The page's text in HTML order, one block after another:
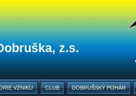
z.s.
VZNIKU CLUB DOBRUŠSKÝ POHÁR